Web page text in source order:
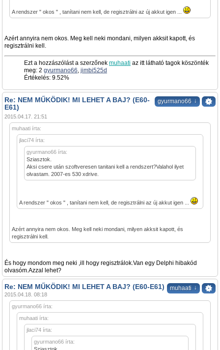
A rendszer " okos " , tanítani nem kell, de regisztrálni az új akkut igen ...
Azért annyira nem okos. Meg kell neki mondani, milyen akksit kapott, és
regisztrálni kell.
Ezt a hozzászólást a szerzőnek muhaati az itt látható tagok köszönték
meg: 2 gyurmano66, jimbi525d
Értékelés: 9.52%
gyurmano66 ↓
Re: NEM MŰKÖDIK! MI LEHET A BAJ? (E60-
E61)
2015.04.17. 21:51
muhaati írta:
jlaci74 írta:
gyurmano66 írta:
Sziasztok.
Aksi csere után szoftveresen tanitani kell a rendszert?Valahol ilyet
olvastam. 2007-es 530 xdrive.
A rendszer " okos " , tanítani nem kell, de regisztrálni az új akkut igen ...
Azért annyira nem okos. Meg kell neki mondani, milyen akksit kapott, és
regisztrálni kell.
És hogy mondom meg neki ,ill hogy regisztrálok.Van egy Delphi hibakód
olvasóm.Azzal lehet?
muhaati ↓
Re: NEM MŰKÖDIK! MI LEHET A BAJ? (E60-E61)
2015.04.18. 08:18
gyurmano66 írta:
muhaati írta:
jlaci74 írta:
gyurmano66 írta: